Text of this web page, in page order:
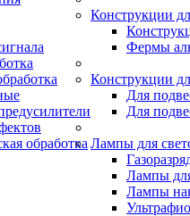
обработка
Конструкции
Фермы
Конструкции
Для
Для
Лампы для
Лампы
Лампы